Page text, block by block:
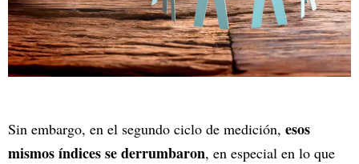
Sin embargo, en el segundo ciclo de medición, esos
mismos índices se derrumbaron, en especial en lo que